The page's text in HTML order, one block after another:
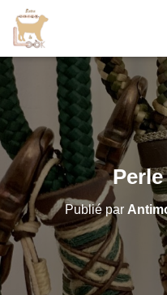
Publié par